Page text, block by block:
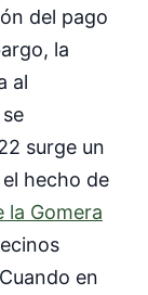
del pago
la
al
surge un
hecho de
la Gomera
en